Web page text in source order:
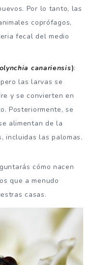
Por lo tanto, las
coprófagos,
fecal del medio
canariensis):
las larvas se
y se convierten en
Posteriormente, se
alimentan de la
incluidas las palomas.
cómo nacen
que a menudo
casas.